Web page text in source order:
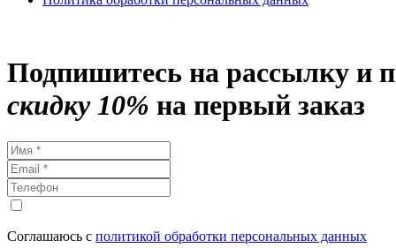
Подпишитесь на рассылку и
скидку 10% на первый заказ
Соглашаюсь с политикой обработки персональных данных